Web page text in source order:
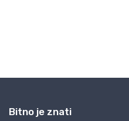
Bitno je znati